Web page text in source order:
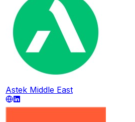
Astek Middle East